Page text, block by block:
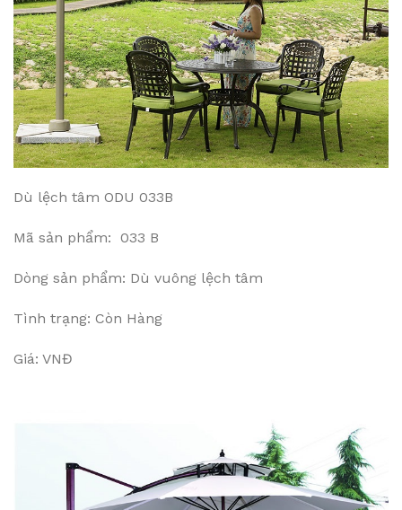
Dù lệch tâm ODU 033B
Mã sản phẩm: 033 B
Dòng sản phẩm: Dù vuông lệch tâm
Tình trạng: Còn Hàng
Giá: VNĐ